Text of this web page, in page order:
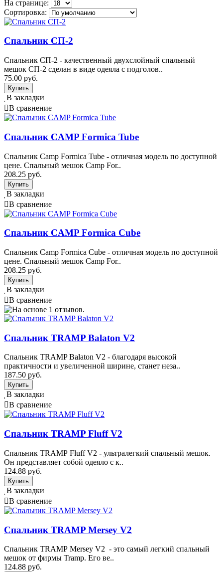
На странице:
Сортировка:
Спальник СП-2
Спальник СП-2 - качественный двухслойный спальный
мешок CП-2 сделан в виде одеяла с подголов..
75.00 руб.
В закладки
В сравнение
Спальник CAMP Formica Tube
Спальник Camp Formica Tube - отличная модель по доступной
цене. Спальный мешок Camp For..
208.25 руб.
В закладки
В сравнение
Спальник CAMP Formica Cube
Спальник Camp Formica Cube - отличная модель по доступной
цене. Спальный мешок Camp For..
208.25 руб.
В закладки
В сравнение
Спальник TRAMP Balaton V2
Спальник TRAMP Balaton V2 - благодаря высокой
практичности и увеличенной ширине, станет неза..
187.50 руб.
В закладки
В сравнение
Спальник TRAMP Fluff V2
Спальник TRAMP Fluff V2 - ультралегкий спальный мешок.
Он представляет собой одеяло с к..
124.88 руб.
В закладки
В сравнение
Спальник TRAMP Mersey V2
Спальник TRAMP Mersey V2 - это самый легкий спальный
мешок от фирмы Tramp. Его ве..
124.88 руб.